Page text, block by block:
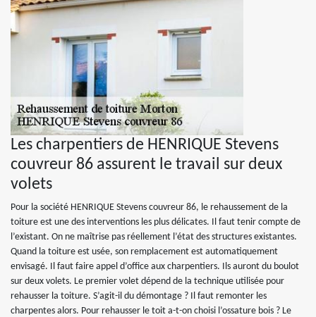
Les charpentiers de HENRIQUE Stevens
couvreur 86 assurent le travail sur deux
volets
Pour la société HENRIQUE Stevens couvreur 86, le rehaussement de la
toiture est une des interventions les plus délicates. Il faut tenir compte de
l’existant. On ne maîtrise pas réellement l’état des structures existantes.
Quand la toiture est usée, son remplacement est automatiquement
envisagé. Il faut faire appel d’office aux charpentiers. Ils auront du boulot
sur deux volets. Le premier volet dépend de la technique utilisée pour
rehausser la toiture. S’agit-il du démontage ? Il faut remonter les
charpentes alors. Pour rehausser le toit a-t-on choisi l’ossature bois ? Le